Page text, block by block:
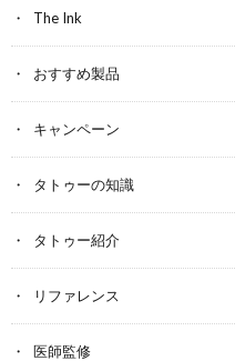
The Ink
おすすめ製品
キャンペーン
タトゥーの知識
タトゥー紹介
リファレンス
医師監修